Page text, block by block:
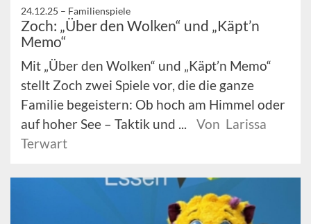
24.12.25 – Familienspiele
Zoch: „Über den Wolken“ und „Käpt’n
Memo“
Mit „Über den Wolken“ und „Käpt’n Memo“
stellt Zoch zwei Spiele vor, die die ganze
Familie begeistern: Ob hoch am Himmel oder
auf hoher See – Taktik und ...
Von Larissa
Terwart